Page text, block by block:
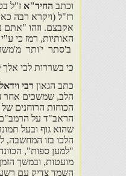
וכתב החיד"א ז"ל
רז"ל (ויקרא רבה
אקבצם. וזהו "אתם
האותיות, רמז כי
ב'סתר י'ותר
כי בשררות לבי
כתב הגאון רבי
הלב, שמשכים אחר
הכוחות הרוחנים
הראב"ד על
שהוא גוף ובעל
הלכו בזו המחשבה,
"למען ספות",
מועטות, ובמשך
השמד צדיק עם